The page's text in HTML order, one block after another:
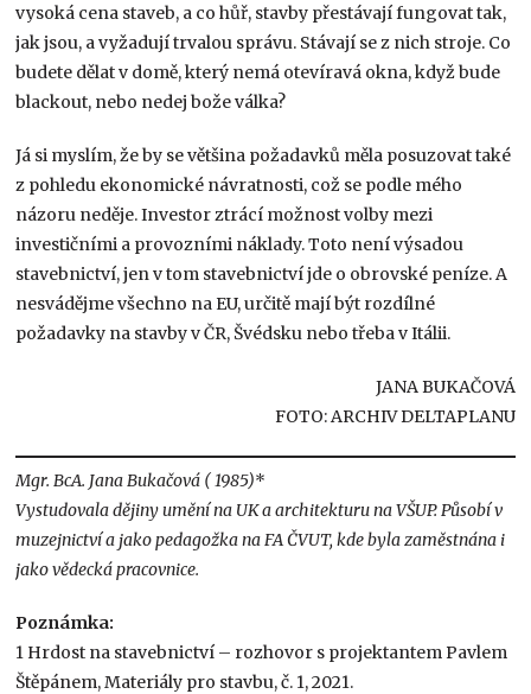
vysoká cena staveb, a co hůř, stavby přestávají fungovat tak,
jak jsou, a vyžadují trvalou správu. Stávají se z nich stroje. Co
budete dělat v domě, který nemá otevíravá okna, když bude
blackout, nebo nedej bože válka?
Já si myslím, že by se většina požadavků měla posuzovat také
z pohledu ekonomické návratnosti, což se podle mého
názoru neděje. Investor ztrácí možnost volby mezi
investičními a provozními náklady. Toto není výsadou
stavebnictví, jen v tom stavebnictví jde o obrovské peníze. A
nesvádějme všechno na EU, určitě mají být rozdílné
požadavky na stavby v ČR, Švédsku nebo třeba v Itálii.
JANA BUKAČOVÁ
FOTO: ARCHIV DELTAPLANU
Mgr. BcA. Jana Bukačová ( 1985)*
Vystudovala dějiny umění na UK a architekturu na VŠUP. Působí v
muzejnictví a jako pedagožka na FA ČVUT, kde byla zaměstnána i
jako vědecká pracovnice.
Poznámka:
1 Hrdost na stavebnictví – rozhovor s projektantem Pavlem
Štěpánem, Materiály pro stavbu, č. 1, 2021.